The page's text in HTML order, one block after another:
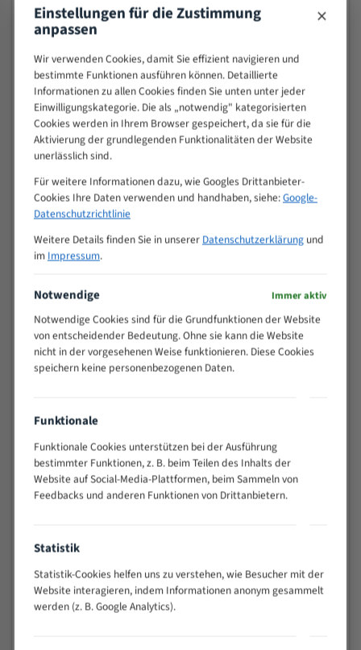
15
8/12 6/10
4/5
20
30
4/5
50
80
> 100
VOLLMATERIAL
M (mm)
Zoll (ZpZ))
>
25
10/14
15 - 40
8/12
25 - 50
80 - 180
3/4
130 -
350
2/3
200 -
> 500
0,75/1,25
Vorteile:
Widerstandsfähig gegen Zahnbruch auch bei
schwierigen Werkstücken (Materialmischung,
wechselnde Verbindungslängen)
Sehr geringe Vibration
Einstellungen für die Zustimmung
anpassen ×
Wir verwenden Cookies, damit Sie effizient navigieren und
bestimmte Funktionen ausführen können. Detaillierte
Informationen zu allen Cookies finden Sie unten unter jeder
Einwilligungskategorie. Die als „notwendig" kategorisierten
Cookies werden in Ihrem Browser gespeichert, da sie für die
Aktivierung der grundlegenden Funktionalitäten der Website
unerlässlich sind.
Für weitere Informationen dazu, wie Googles Drittanbieter-
Cookies Ihre Daten verwenden und handhaben, siehe:Google-
Datenschutzrichtlinie
Weitere Details finden Sie in unserer Datenschutzerklärungund
im Impressum.
Notwendige Immer aktiv
Notwendige Cookies sind für die Grundfunktionen der Website
von entscheidender Bedeutung. Ohne sie kann die Website
nicht in der vorgesehenen Weise funktionieren. Diese Cookies
speichern keine personenbezogenen Daten.
Funktionale
Funktionale Cookies unterstützen bei der Ausführung
bestimmter Funktionen, z. B. beim Teilen des Inhalts der
Website auf Social-Media-Plattformen, beim Sammeln von
Feedbacks und anderen Funktionen von Drittanbietern.
Statistik
Statistik-Cookies helfen uns zu verstehen, wie Besucher mit der
Website interagieren, indem Informationen anonym gesammelt
werden (z. B. Google Analytics).